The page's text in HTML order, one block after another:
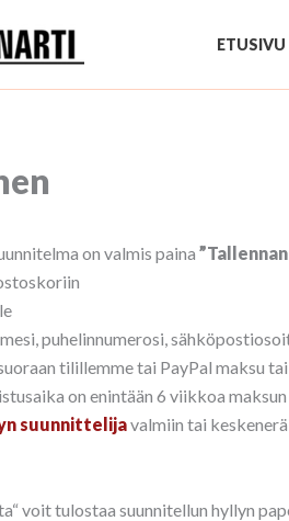
ETUSIVU
on valmis paina
puhelinnumerosi,
tilillemme tai PayPal maksu
on enintään 6 viikkoa
suunnittelijavalmiin tai
voit tulostaa suunnitellun hyllyn